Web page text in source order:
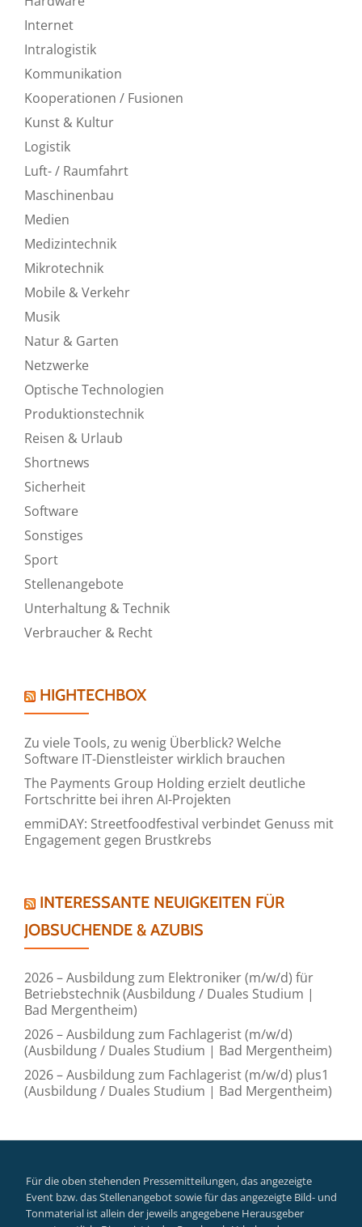
Internet
Intralogistik
Kommunikation
Kooperationen / Fusionen
Kunst & Kultur
Logistik
Luft- / Raumfahrt
Maschinenbau
Medien
Medizintechnik
Mikrotechnik
Mobile & Verkehr
Musik
Natur & Garten
Netzwerke
Optische Technologien
Produktionstechnik
Reisen & Urlaub
Shortnews
Sicherheit
Software
Sonstiges
Sport
Stellenangebote
Unterhaltung & Technik
Verbraucher & Recht
HIGHTECHBOX
Zu viele Tools, zu wenig Überblick? Welche
Software IT-Dienstleister wirklich brauchen
The Payments Group Holding erzielt deutliche
Fortschritte bei ihren AI-Projekten
emmiDAY: Streetfoodfestival verbindet Genuss mit
Engagement gegen Brustkrebs
INTERESSANTE NEUIGKEITEN FÜR
JOBSUCHENDE & AZUBIS
2026 – Ausbildung zum Elektroniker (m/w/d) für
Betriebstechnik (Ausbildung / Duales Studium |
Bad Mergentheim)
2026 – Ausbildung zum Fachlagerist (m/w/d)
(Ausbildung / Duales Studium | Bad Mergentheim)
2026 – Ausbildung zum Fachlagerist (m/w/d) plus1
(Ausbildung / Duales Studium | Bad Mergentheim)
Für die oben stehenden Pressemitteilungen, das angezeigte
Event bzw. das Stellenangebot sowie für das angezeigte Bild- und
Tonmaterial ist allein der jeweils angegebene Herausgeber